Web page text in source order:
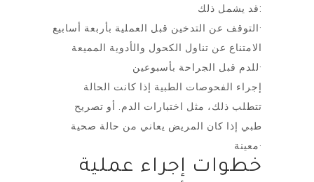
قد يشمل ذلك:
التوقف عن التدخين قبل العملية بأربعة أسابيع·
الامتناع عن تناول الكحول والأدوية المميعة
للدم قبل الجراحة بأسبوعين·
إجراء الفحوصات الطبية إذا كانت الحالة
تتطلب ذلك، مثل اختبارات الدم. أو تصريح
طبي إذا كان المريض يعاني من حالة صحية
معينة·
خطوات إجراء عملية